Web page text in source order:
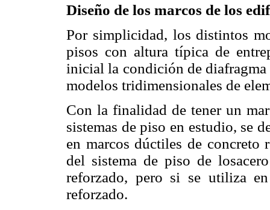
Diseño de los marcos de los
Por simplicidad, los distintos
pisos con altura típica de
inicial la condición de diafragma
modelos tridimensionales de
Con la finalidad de tener un
sistemas de piso en estudio, se
en marcos dúctiles de concreto
del sistema de piso de
reforzado, pero si se utiliza en
reforzado.